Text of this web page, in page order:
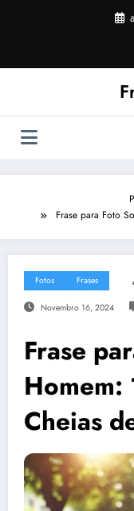
Frase para Foto
Fotos Frases
Novembro 16, 2024
Frase
Homem:
Cheias